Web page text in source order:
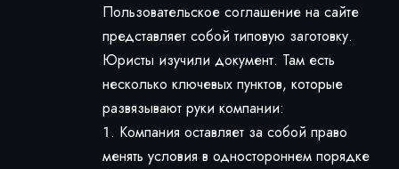
Пользовательское соглашение на сайте
представляет собой типовую заготовку.
Юристы изучили документ. Там есть
несколько ключевых пунктов, которые
развязывают руки компании:
Компания оставляет за собой право
менять условия в одностороннем порядке